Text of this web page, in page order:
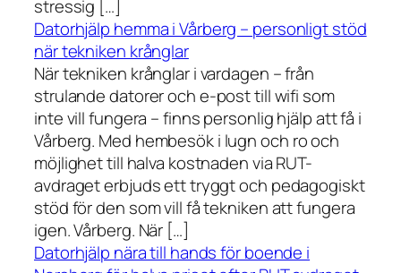
stressig […]
Datorhjälp hemma i Vårberg – personligt stöd
när tekniken krånglar
När tekniken krånglar i vardagen – från
strulande datorer och e-post till wifi som
inte vill fungera – finns personlig hjälp att få i
Vårberg. Med hembesök i lugn och ro och
möjlighet till halva kostnaden via RUT-
avdraget erbjuds ett tryggt och pedagogiskt
stöd för den som vill få tekniken att fungera
igen. Vårberg. När […]
Datorhjälp nära till hands för boende i